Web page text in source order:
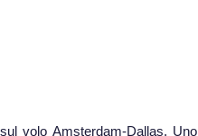
volo Amsterdam-Dallas.